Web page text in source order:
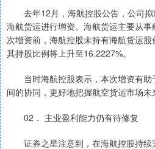
去年12月，海航控股公告，公司拟
海航货运进行增资。海航货运主要从
次增资前，海航控股未持有海航货运
其持股比例将上升至16.2227%。
当时海航控股表示，本次增资有助
间的协同，更好地把握航空货运市场未
02． 主业盈利能力仍有待修复
证券之星注意到，在海航控股持续